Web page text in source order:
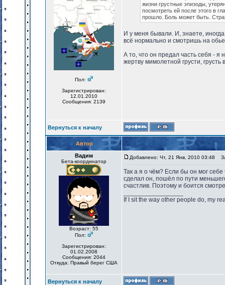
Пол:
Зарегистрирован:
12.01.2010
Сообщения: 2139
жизни грустные эпизоды,
посмотреть ей после этого в
прошло. Боль может быть.
И у меня бывали. И, знаете,
всё нормально и смотришь на
А то, что он предал часть себя - я
жертву мимолетной грусти,
Вернуться к началу
Автор
Вадим
Бета-координатор
Возраст: 55
Пол:
Зарегистрирован:
01.02.2008
Сообщения: 2044
Откуда: Правый берег США
Добавлено: Чт, 21 Янв, 2010 03:48
Так а я о чём? Если бы он мог
сделал он, пошёл по пути
счастлив. Поэтому и боится
If I sit the way other people do, my
Вернуться к началу